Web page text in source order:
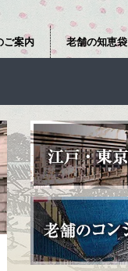
ご案内 老舗の知恵袋